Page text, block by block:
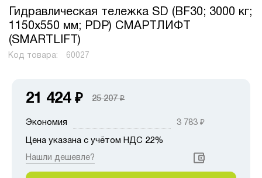
Гидравлическая тележка SD (BF30; 3000 кг;
1150х550 мм; PDP) СМАРТЛИФТ
(SMARTLIFT)
Код товара: 60027
21 424 ₽ 25 207₽
Экономия 3 783 ₽
Цена указана с учётом НДС 22%
Нашли дешевле?